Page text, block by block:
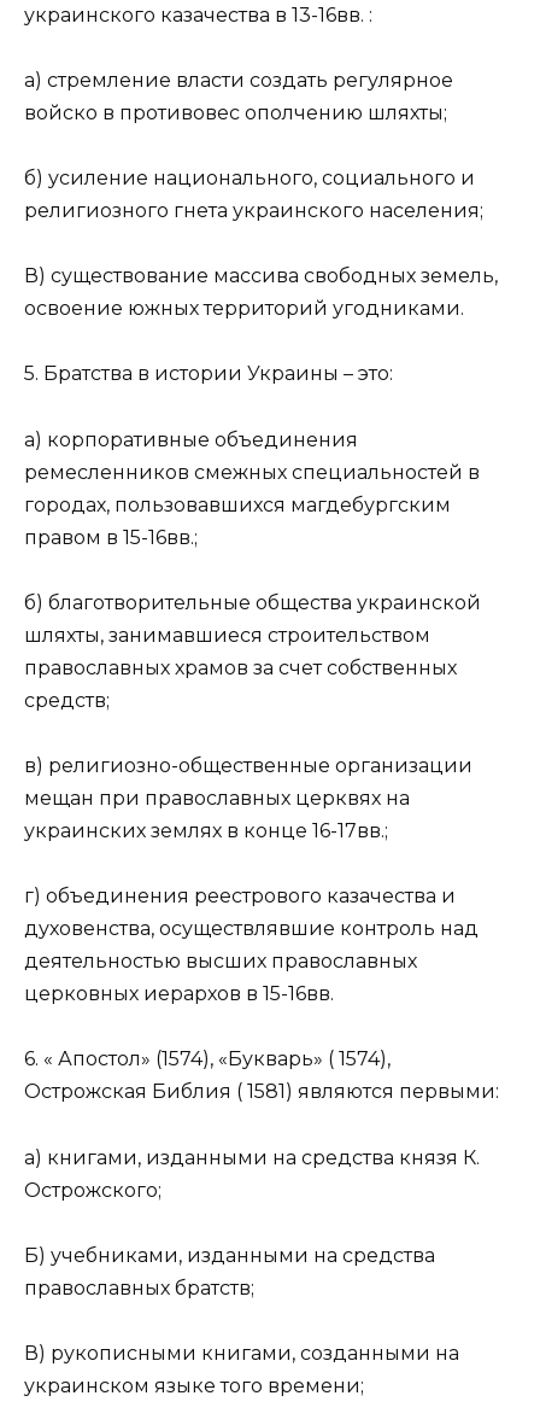
украинского казачества в 13-16вв. :
а) стремление власти создать регулярное
войско в противовес ополчению шляхты;
б) усиление национального, социального и
религиозного гнета украинского населения;
В) существование массива свободных земель,
освоение южных территорий угодниками.
5. Братства в истории Украины – это:
а) корпоративные объединения
ремесленников смежных специальностей в
городах, пользовавшихся магдебургским
правом в 15-16вв.;
б) благотворительные общества украинской
шляхты, занимавшиеся строительством
православных храмов за счет собственных
средств;
в) религиозно-общественные организации
мещан при православных церквях на
украинских землях в конце 16-17вв.;
г) объединения реестрового казачества и
духовенства, осуществлявшие контроль над
деятельностью высших православных
церковных иерархов в 15-16вв.
6. « Апостол» (1574), «Букварь» ( 1574),
Острожская Библия ( 1581) являются первыми:
а) книгами, изданными на средства князя К.
Острожского;
Б) учебниками, изданными на средства
православных братств;
В) рукописными книгами, созданными на
украинском языке того времени;